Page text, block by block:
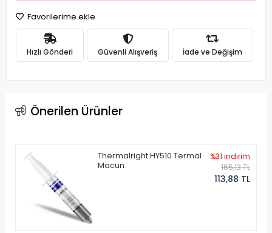
Favorilerime ekle
Hızlı Gönderi Güvenli Alışveriş İade ve Değişim
Önerilen Ürünler
Thermalright HY510 Termal
Macun
%31 indirim
165,13 TL
113,88 TL